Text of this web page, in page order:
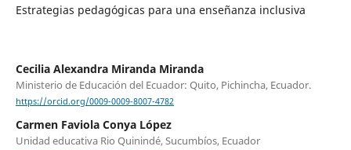
Estrategias pedagógicas para una enseñanza inclusiva
Cecilia Alexandra Miranda Miranda
Ministerio de Educación del Ecuador: Quito, Pichincha, Ecuador.
https://orcid.org/0009-0009-8007-4782
Carmen Faviola Conya López
Unidad educativa Rio Quinindé, Sucumbíos, Ecuador